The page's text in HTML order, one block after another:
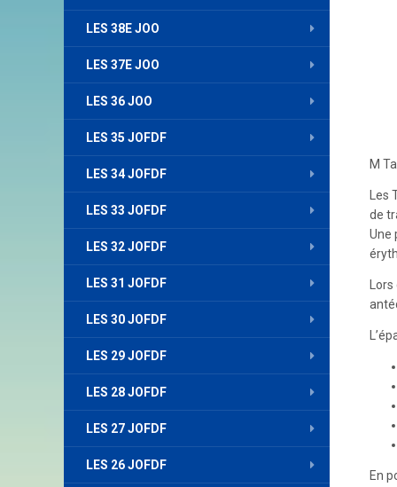
LES 38E JOO
LES 37E JOO
LES 36 JOO
LES 35 JOFDF
LES 34 JOFDF
LES 33 JOFDF
LES 32 JOFDF
LES 31 JOFDF
LES 30 JOFDF
LES 29 JOFDF
LES 28 JOFDF
LES 27 JOFDF
LES 26 JOFDF
M
de
Une
En